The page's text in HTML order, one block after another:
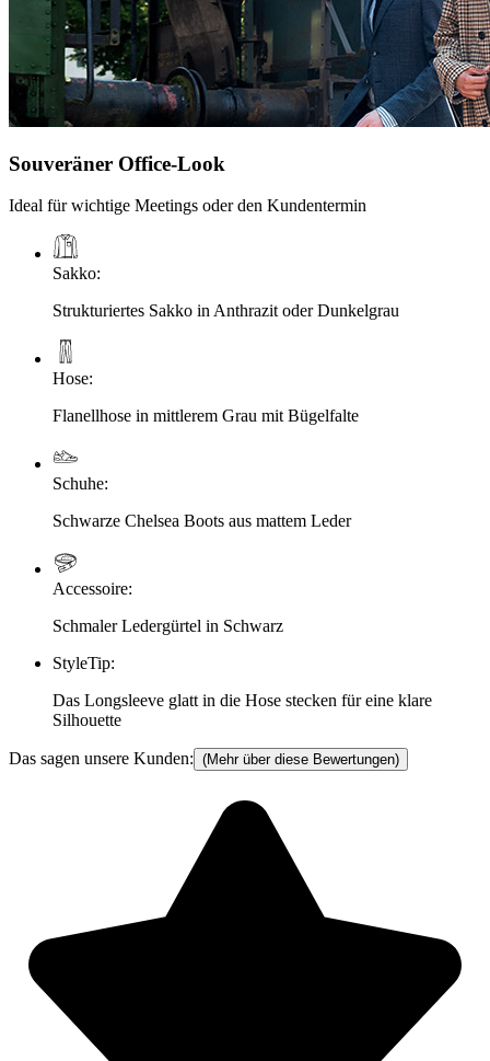
Souveräner Office-Look
Ideal für wichtige Meetings oder den Kundentermin
Sakko:
Strukturiertes Sakko in Anthrazit oder Dunkelgrau
Hose:
Flanellhose in mittlerem Grau mit Bügelfalte
Schuhe:
Schwarze Chelsea Boots aus mattem Leder
Accessoire:
Schmaler Ledergürtel in Schwarz
StyleTip:
Das Longsleeve glatt in die Hose stecken für eine klare
Silhouette
Das sagen unsere Kunden: (Mehr über diese Bewertungen)